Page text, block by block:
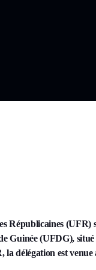
Républicaines (UFR)
Guinée (UFDG),
la délégation est